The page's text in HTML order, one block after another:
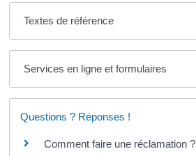
Textes de référence
Services en ligne et formulaires
Questions ? Réponses !
Comment faire une réclamation ?